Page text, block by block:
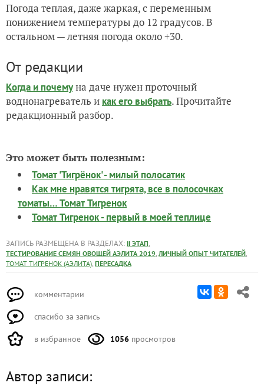
Погода теплая, даже жаркая, с переменным
понижением температуры до 12 градусов. В
остальном — летняя погода около +30.
От редакции
Когда и почемуна даче нужен проточный
воднонагреватель и как его выбрать. Прочитайте
редакционный разбор.
Это может быть полезным:
Томат 'Тигрёнок' - милый полосатик
Как мне нравятся тигрята, все в полосочках
томаты… Томат Тигренок
Томат Тигренок - первый в моей теплице
ЗАПИСЬ РАЗМЕЩЕНА В РАЗДЕЛАХ: II ЭТАП,
ТЕСТИРОВАНИЕ СЕМЯН ОВОЩЕЙ АЭЛИТА 2019, ЛИЧНЫЙ ОПЫТ ЧИТАТЕЛЕЙ,
ТОМАТ ТИГРЕНОК (АЭЛИТА), ПЕРЕСАДКА
комментарии
спасибо за запись
в избранное 1056 просмотров
Автор записи: